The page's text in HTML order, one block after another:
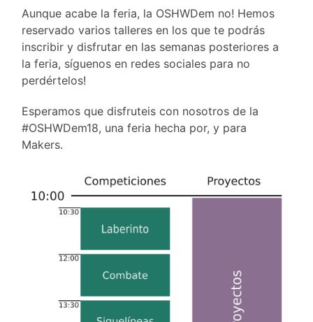
Aunque acabe la feria, la OSHWDem no! Hemos
reservado varios talleres en los que te podrás
inscribir y disfrutar en las semanas posteriores a
la feria, síguenos en redes sociales para no
perdértelos!
Esperamos que disfruteis con nosotros de la
#OSHWDem18, una feria hecha por, y para
Makers.